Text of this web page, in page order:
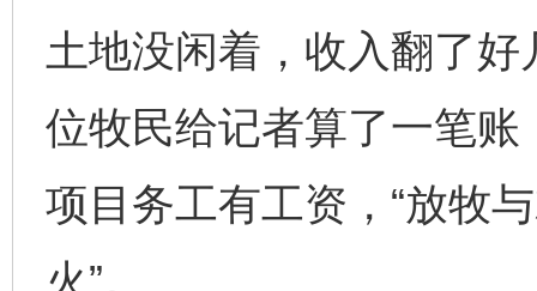
土地没闲着，收入翻了
位牧民给记者算了一笔
项目务工有工资，“放牧
火”。